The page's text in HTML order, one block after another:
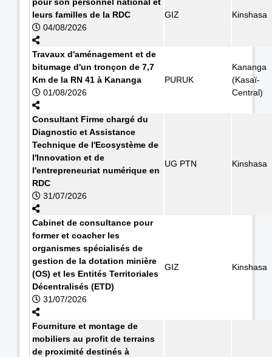
leurs familles de la RDC
04/08/2026
GIZ Kinshasa
Travaux d'aménagement et de
bitumage d'un tronçon de 7,7
Km de la RN 41 à Kananga
01/08/2026
PURUK
Kananga
(Kasaï-
Central)
Consultant Firme chargé du
Diagnostic et Assistance
Technique de l'Ecosystème de
l'Innovation et de
l'entrepreneuriat numérique en
RDC
31/07/2026
UG PTN Kinshasa
Cabinet de consultance pour
former et coacher les
organismes spécialisés de
gestion de la dotation minière
(OS) et les Entités Territoriales
Décentralisés (ETD)
31/07/2026
GIZ Kinshasa
Fourniture et montage de
mobiliers au profit de terrains
de proximité destinés à